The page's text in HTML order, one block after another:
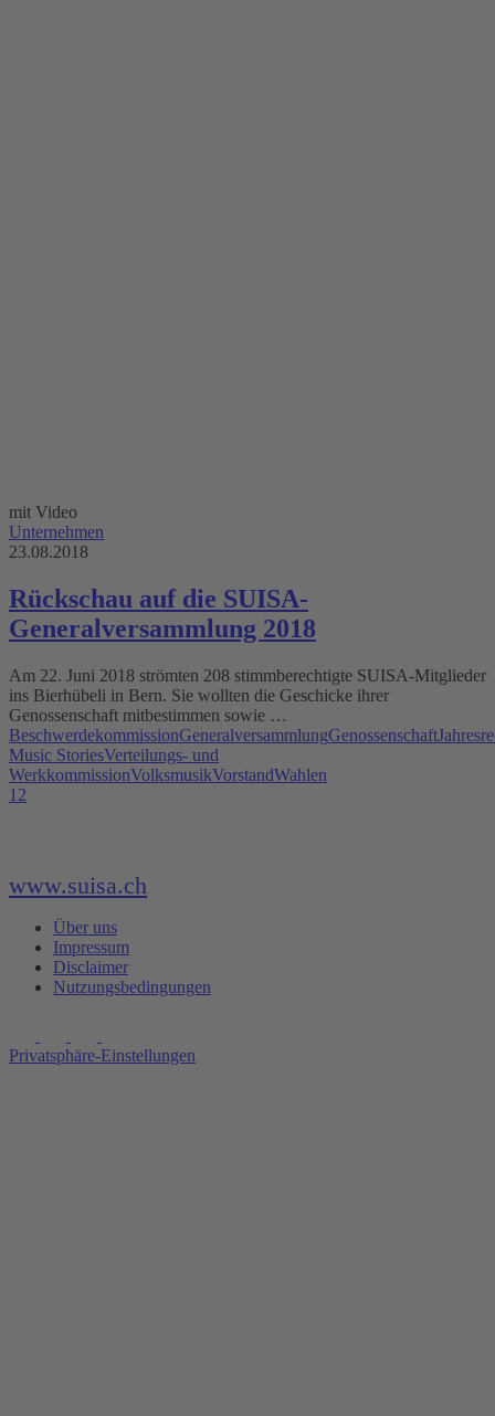
mit Video
Unternehmen
23.08.2018
Rückschau auf die SUISA-
Generalversammlung 2018
Am 22. Juni 2018 strömten 208 stimmberechtigte SUISA-Mitglieder
ins Bierhübeli in Bern. Sie wollten die Geschicke ihrer
Genossenschaft mitbestimmen sowie …
BeschwerdekommissionGeneralversammlungGenossenschaft
Music StoriesVerteilungs- und
WerkkommissionVolksmusikVorstandWahlen
1 2
www.suisa.ch
Über uns
Impressum
Disclaimer
Nutzungsbedingungen
Privatsphäre-Einstellungen